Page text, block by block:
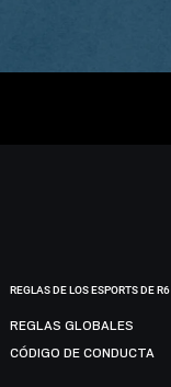
REGLAS DE LOS ESPORTS DE R6
REGLAS GLOBALES
CÓDIGO DE CONDUCTA